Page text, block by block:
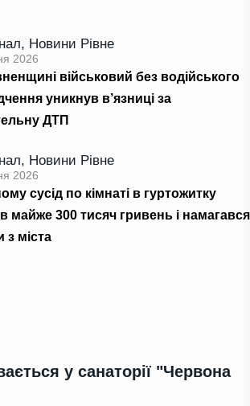
, Новини Рівне
2026
військовий без водійського
уникнув в’язниці за
ДТП
, Новини Рівне
2026
сусід по кімнаті в гуртожитку
майже 300 тисяч гривень і намагався
з міста
у санаторії "Червона